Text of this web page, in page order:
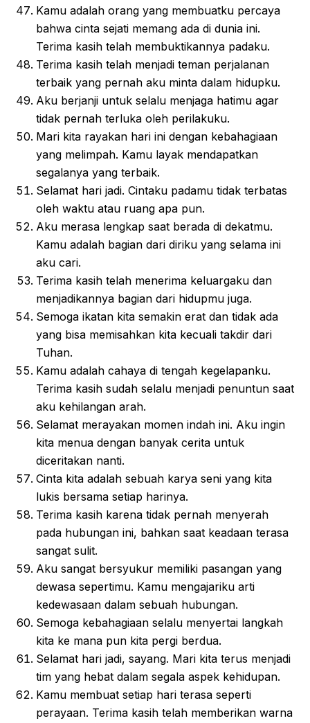
Kamu adalah orang yang membuatku percaya
bahwa cinta sejati memang ada di dunia ini.
Terima kasih telah membuktikannya padaku.
Terima kasih telah menjadi teman perjalanan
terbaik yang pernah aku minta dalam hidupku.
Aku berjanji untuk selalu menjaga hatimu agar
tidak pernah terluka oleh perilakuku.
Mari kita rayakan hari ini dengan kebahagiaan
yang melimpah. Kamu layak mendapatkan
segalanya yang terbaik.
Selamat hari jadi. Cintaku padamu tidak terbatas
oleh waktu atau ruang apa pun.
Aku merasa lengkap saat berada di dekatmu.
Kamu adalah bagian dari diriku yang selama ini
aku cari.
Terima kasih telah menerima keluargaku dan
menjadikannya bagian dari hidupmu juga.
Semoga ikatan kita semakin erat dan tidak ada
yang bisa memisahkan kita kecuali takdir dari
Tuhan.
Kamu adalah cahaya di tengah kegelapanku.
Terima kasih sudah selalu menjadi penuntun saat
aku kehilangan arah.
Selamat merayakan momen indah ini. Aku ingin
kita menua dengan banyak cerita untuk
diceritakan nanti.
Cinta kita adalah sebuah karya seni yang kita
lukis bersama setiap harinya.
Terima kasih karena tidak pernah menyerah
pada hubungan ini, bahkan saat keadaan terasa
sangat sulit.
Aku sangat bersyukur memiliki pasangan yang
dewasa sepertimu. Kamu mengajariku arti
kedewasaan dalam sebuah hubungan.
Semoga kebahagiaan selalu menyertai langkah
kita ke mana pun kita pergi berdua.
Selamat hari jadi, sayang. Mari kita terus menjadi
tim yang hebat dalam segala aspek kehidupan.
Kamu membuat setiap hari terasa seperti
perayaan. Terima kasih telah memberikan warna